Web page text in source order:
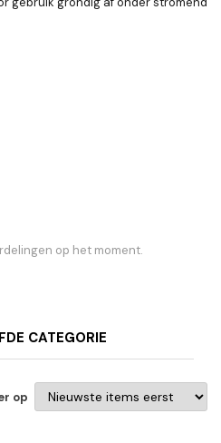
op het moment.
CATEGORIE
op